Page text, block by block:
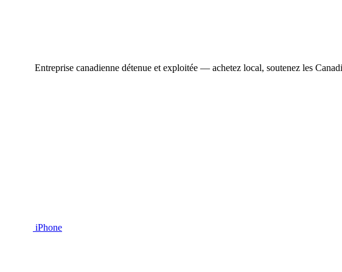
Entreprise canadienne détenue et exploitée — achetez local, soutenez les
iPhone